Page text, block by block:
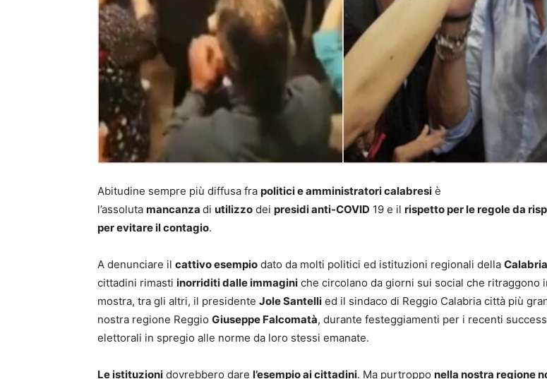
Abitudine sempre più diffusa fra politici e amministratori calabresi è
l’assoluta mancanza di utilizzo dei presidi anti-COVID 19 e il rispetto per le regole da
per evitare il contagio.
A denunciare il cattivo esempio dato da molti politici ed istituzioni regionali della Calabria
cittadini rimasti inorriditi dalle immagini che circolano da giorni sui social che ritraggono
mostra, tra gli altri, il presidente Jole Santelli ed il sindaco di Reggio Calabria città più
nostra regione Reggio Giuseppe Falcomatà, durante festeggiamenti per i recenti
elettorali in spregio alle norme da loro stessi emanate.
Le istituzioni dovrebbero dare l’esempio ai cittadini. Ma purtroppo nella nostra regione